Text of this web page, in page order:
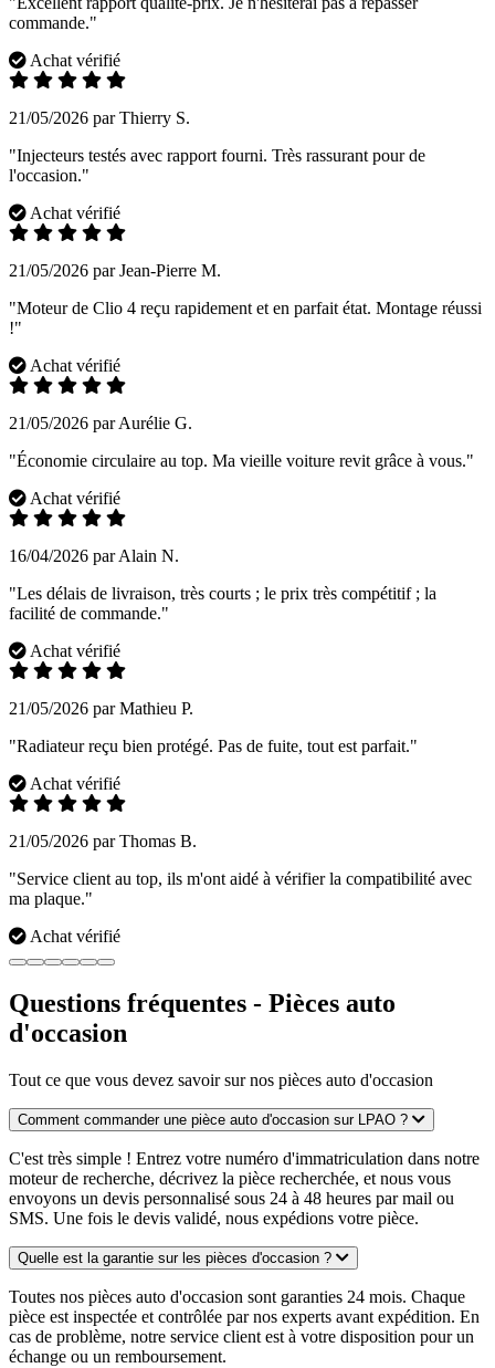
commande."
Achat vérifié
21/05/2026 par Thierry S.
"Injecteurs testés avec rapport fourni. Très rassurant pour de
l'occasion."
Achat vérifié
21/05/2026 par Jean-Pierre M.
"Moteur de Clio 4 reçu rapidement et en parfait état. Montage réussi
!"
Achat vérifié
21/05/2026 par Aurélie G.
"Économie circulaire au top. Ma vieille voiture revit grâce à vous."
Achat vérifié
16/04/2026 par Alain N.
"Les délais de livraison, très courts ; le prix très compétitif ; la
facilité de commande."
Achat vérifié
21/05/2026 par Mathieu P.
"Radiateur reçu bien protégé. Pas de fuite, tout est parfait."
Achat vérifié
21/05/2026 par Thomas B.
"Service client au top, ils m'ont aidé à vérifier la compatibilité avec
ma plaque."
Achat vérifié
Questions fréquentes - Pièces auto
d'occasion
Tout ce que vous devez savoir sur nos pièces auto d'occasion
Comment commander une pièce auto d'occasion sur LPAO ?
C'est très simple ! Entrez votre numéro d'immatriculation dans notre
moteur de recherche, décrivez la pièce recherchée, et nous vous
envoyons un devis personnalisé sous 24 à 48 heures par mail ou
SMS. Une fois le devis validé, nous expédions votre pièce.
Quelle est la garantie sur les pièces d'occasion ?
Toutes nos pièces auto d'occasion sont garanties 24 mois. Chaque
pièce est inspectée et contrôlée par nos experts avant expédition. En
cas de problème, notre service client est à votre disposition pour un
échange ou un remboursement.